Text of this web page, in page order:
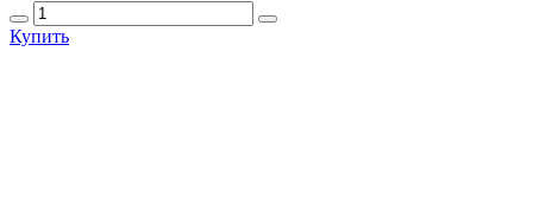
Купить